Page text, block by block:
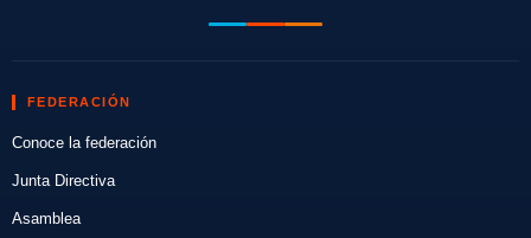
FEDERACIÓN
Conoce la federación
Junta Directiva
Asamblea